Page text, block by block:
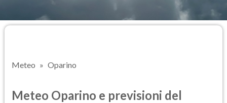
Meteo Oparino
Meteo Oparino e previsioni del